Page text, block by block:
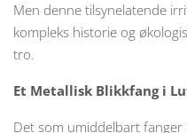
Men denne tilsynelatende
kompleks historie og
tro.
Et Metallisk Blikkfang i
Det som umiddelbart